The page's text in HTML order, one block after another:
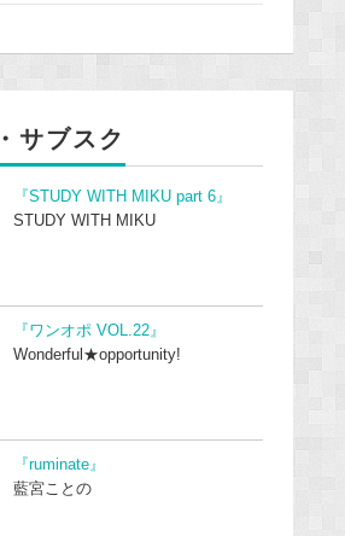
サブスク
『STUDY WITH MIKU part 6』
STUDY WITH MIKU
『ワンオポ VOL.22』
Wonderful★opportunity!
『ruminate』
藍宮ことの